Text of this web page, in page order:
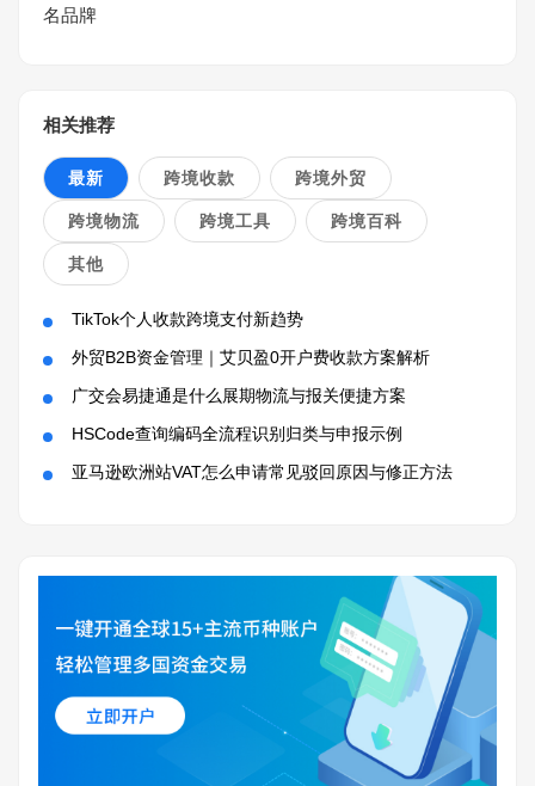
名品牌
相关推荐
最新 跨境收款 跨境外贸
跨境物流 跨境工具 跨境百科
其他
TikTok个人收款跨境支付新趋势
外贸B2B资金管理｜艾贝盈0开户费收款方案解析
广交会易捷通是什么展期物流与报关便捷方案
HSCode查询编码全流程识别归类与申报示例
亚马逊欧洲站VAT怎么申请常见驳回原因与修正方法